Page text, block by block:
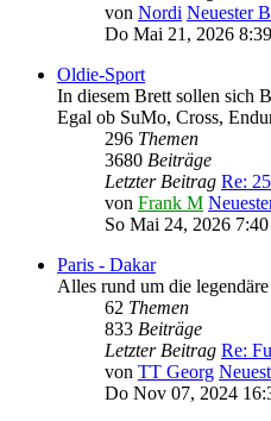
von Nordi Neuester
Do Mai 21, 2026 8:39
Oldie-Sport
In diesem Brett sollen sich
Egal ob SuMo, Cross,
296 Themen
3680 Beiträge
Letzter Beitrag Re:
von Frank M
So Mai 24, 2026 7:40
Paris - Dakar
Alles rund um die
62 Themen
833 Beiträge
Letzter Beitrag Re:
von TT Georg
Do Nov 07, 2024